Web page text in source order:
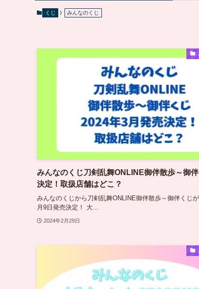
くじ みんなのくじ
みんなのくじ刀剣乱舞ONLINE御伴散歩～御
決定！取扱店舗はどこ？
みんなのくじから刀剣乱舞ONLINE御伴散歩～御伴くじ
月9日発売決定！ 大...
2024年2月29日